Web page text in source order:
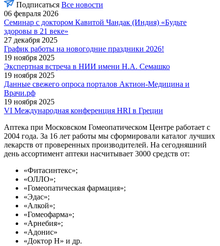
Подписаться Все новости
06 февраля 2026
Семинар с доктором Кавитой Чандак (Индия) «Будьте
здоровы в 21 веке»
27 декабря 2025
График работы на новогодние праздники 2026!
19 ноября 2025
Экспертная встреча в НИИ имени Н.А. Семашко
19 ноября 2025
Данные свежего опроса порталов Актион-Медицина и
Врачи.рф
19 ноября 2025
VI Международная конференция HRI в Греции
Аптека при Московском Гомеопатическом Центре работает с
2004 года. За 16 лет работы мы сформировали каталог лучших
лекарств от проверенных производителей. На сегодняшний
день ассортимент аптеки насчитывает 3000 средств от:
«Фитасинтекс»;
«ОЛЛО»;
«Гомеопатическая фармация»;
«Эдас»;
«Алкой»;
«Гомеофарма»;
«Арнебия»;
«Адонис»
«Доктор Н» и др.